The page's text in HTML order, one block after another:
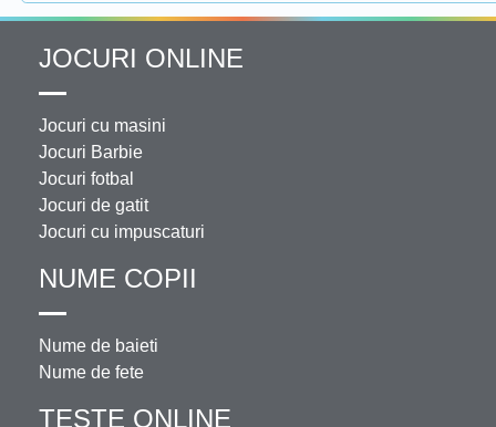
JOCURI ONLINE
Jocuri cu masini
Jocuri Barbie
Jocuri fotbal
Jocuri de gatit
Jocuri cu impuscaturi
NUME COPII
Nume de baieti
Nume de fete
TESTE ONLINE